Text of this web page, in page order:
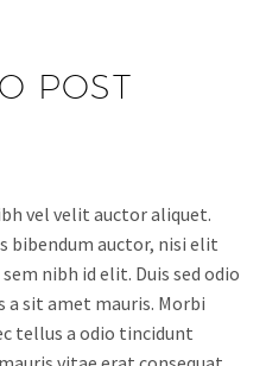
POST
vel velit auctor aliquet.
bibendum auctor, nisi elit
nibh id elit. Duis sed odio
sit amet mauris. Morbi
tellus a odio tincidunt